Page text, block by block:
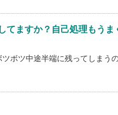
てますか？自己処理もうま
ボツ中途半端に残ってしまう